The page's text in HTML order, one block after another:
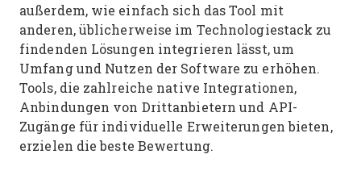
außerdem, wie einfach sich das Tool mit
anderen, üblicherweise im Technologiestack zu
findenden Lösungen integrieren lässt, um
Umfang und Nutzen der Software zu erhöhen.
Tools, die zahlreiche native Integrationen,
Anbindungen von Drittanbietern und API-
Zugänge für individuelle Erweiterungen bieten,
erzielen die beste Bewertung.